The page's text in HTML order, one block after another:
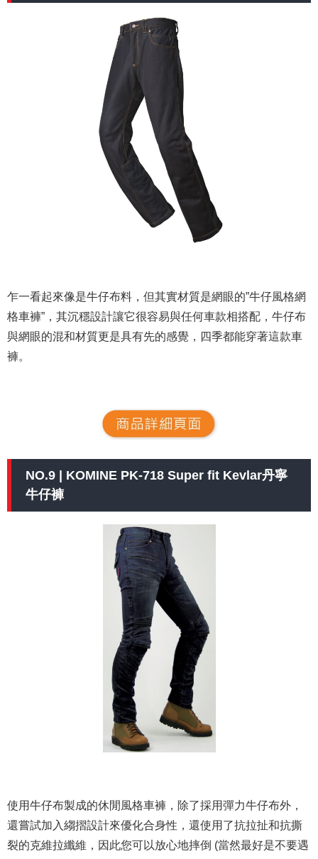
乍一看起來像是牛仔布料，但其實材質是網眼的”牛仔風格網
格車褲”，其沉穩設計讓它很容易與任何車款相搭配，牛仔布
與網眼的混和材質更是具有先的感覺，四季都能穿著這款車
褲。
NO.9 | KOMINE PK-718 Super fit Kevlar丹寧
牛仔褲
使用牛仔布製成的休閒風格車褲，除了採用彈力牛仔布外，
還嘗試加入縐摺設計來優化合身性，還使用了抗拉扯和抗撕
裂的克維拉纖維，因此您可以放心地摔倒 (當然最好是不要遇